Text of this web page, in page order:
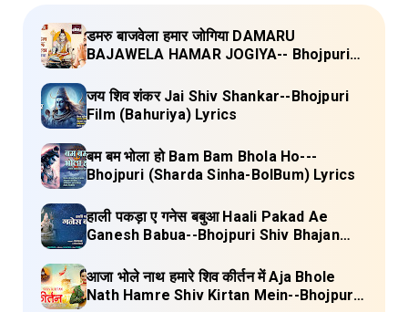
डमरु बाजवेला हमार जोगिया DAMARU
BAJAWELA HAMAR JOGIYA-- Bhojpuri
जय शिव शंकर Jai Shiv Shankar--Bhojpuri
Film (Bahuriya) Lyrics
बम बम भोला हो Bam Bam Bhola Ho---
Bhojpuri (Sharda Sinha-BolBum) Lyrics
हाली पकड़ा ए गनेस बबुआ Haali Pakad Ae
Ganesh Babua--Bhojpuri Shiv Bhajan
आजा भोले नाथ हमारे शिव कीर्तन में Aja Bhole
Nath Hamre Shiv Kirtan Mein--Bhojpuri